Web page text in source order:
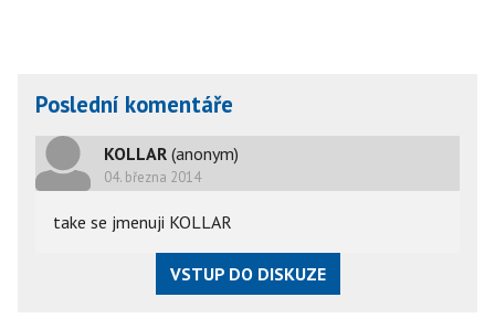
Poslední komentáře
KOLLAR (anonym)
04. března 2014
take se jmenuji KOLLAR
VSTUP DO DISKUZE